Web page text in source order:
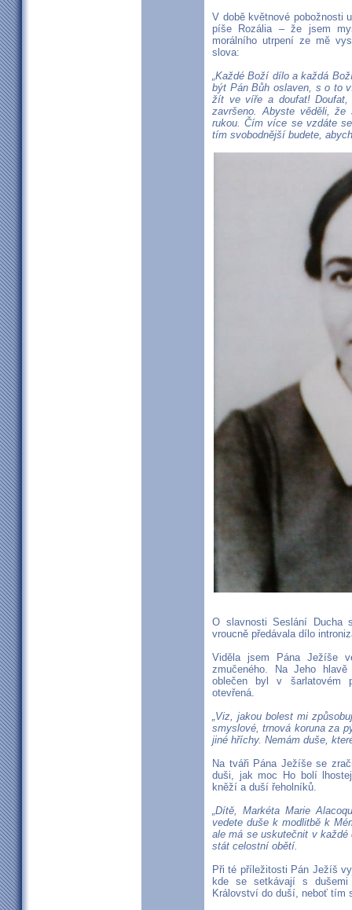
V době květnové pobožnosti
píše Rozália – že jsem
morálního utrpení ze mě
slova:
„Každé Boží dílo a každá
být Pán Bůh oslaven, s o to
žít ve víře a doufat! Doufat,
završeno. Abyste věděli,
rukou. Čím více se vzdáte
tím svobodnější budete,
O slavnosti Seslání Ducha
vroucně předávala dílo
Viděla jsem Pána Ježíše
zmučeného. Na Jeho
oblečen byl v šarlatovém
otevřená.
„Viz, jakou bolest mi
smyslové, trnová koruna za
jiné hříchy. Nemám duše,
Na tváři Pána Ježíše se
duši, jak moc Ho bolí
kněží a duší řeholníků.
„Dítě, Markéta Marie
vedete duše k modlitbě k
ale má se uskutečnit v
stát celostní obětí.
Při té příležitosti Pán Ježíš
kde se setkávají s
Království do duší, neboť tím